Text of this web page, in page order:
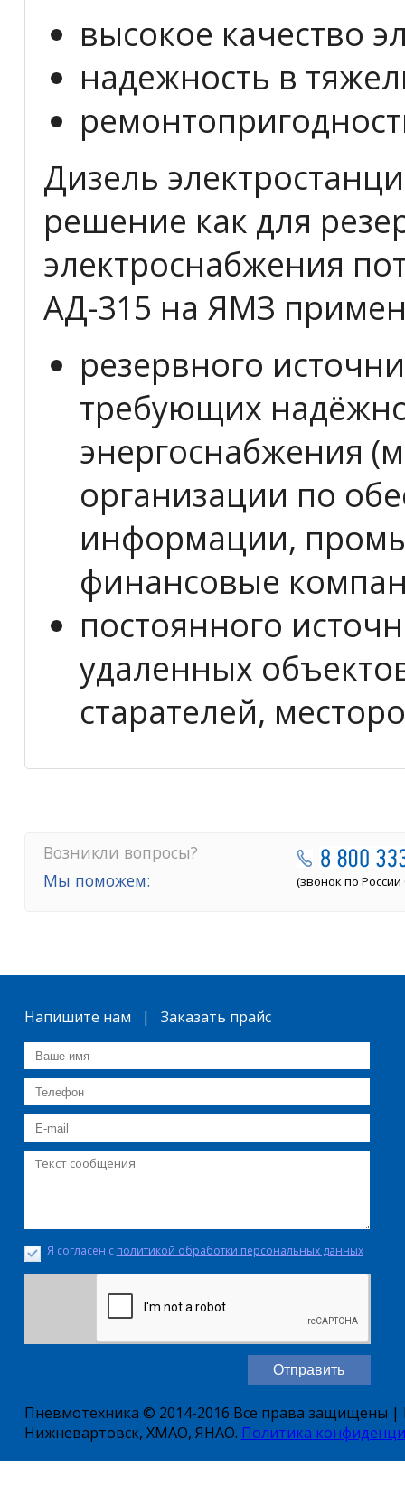
высокое качество
надежность в
Дизель
решение как для
электроснабжения
АД-315 на ЯМЗ
резервного
требующих
энергоснабжения
организации по
информации,
финансовые
постоянного
удаленных
старателей,
Возникли вопросы?
Мы поможем:
(звонок по
Напишите нам | Заказать прайс
Я согласен с политикой обработки персональных данных
Пневмотехника © 2014-2016 Все права защищены |
Нижневартовск, ХМАО, ЯНАО. Политика